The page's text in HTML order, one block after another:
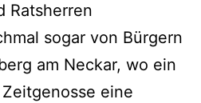
Ratsherren
sogar von Bürgern
am Neckar, wo ein
eine